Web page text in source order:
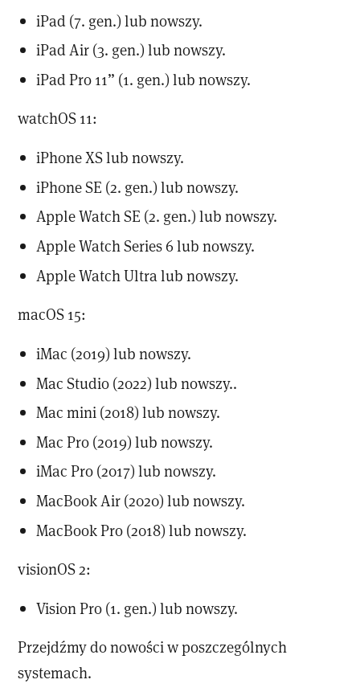
iPad (7. gen.) lub nowszy.
iPad Air (3. gen.) lub nowszy.
iPad Pro 11” (1. gen.) lub nowszy.
watchOS 11:
iPhone XS lub nowszy.
iPhone SE (2. gen.) lub nowszy.
Apple Watch SE (2. gen.) lub nowszy.
Apple Watch Series 6 lub nowszy.
Apple Watch Ultra lub nowszy.
macOS 15:
iMac (2019) lub nowszy.
Mac Studio (2022) lub nowszy..
Mac mini (2018) lub nowszy.
Mac Pro (2019) lub nowszy.
iMac Pro (2017) lub nowszy.
MacBook Air (2020) lub nowszy.
MacBook Pro (2018) lub nowszy.
visionOS 2:
Vision Pro (1. gen.) lub nowszy.
Przejdźmy do nowości w poszczególnych
systemach.